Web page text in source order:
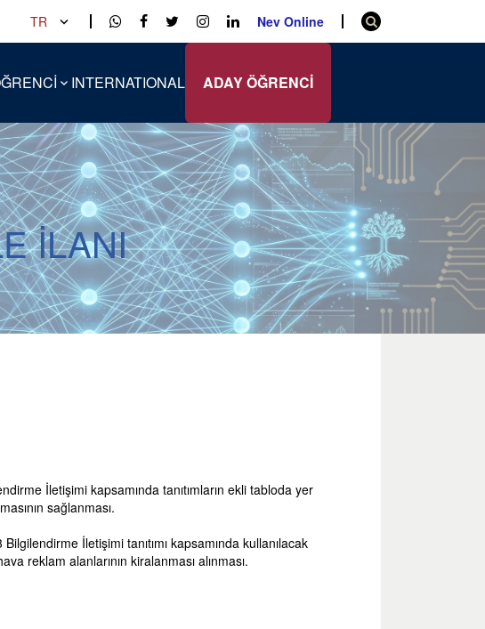
TR Nev Online
INTERNATIONAL ADAY ÖĞRENCİ
İLANI
İletişimi kapsamında tanıtımların ekli tabloda yer
sağlanması.
İletişimi tanıtımı kapsamında kullanılacak
reklam alanlarının kiralanması alınması.